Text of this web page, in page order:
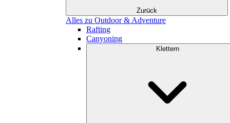
Zurück
Alles zu Outdoor & Adventure
Rafting
Canyoning
Klettern